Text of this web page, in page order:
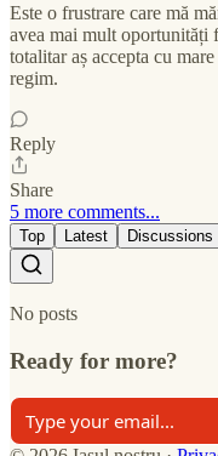
Este o frustrare care mă
avea mai mult
totalitar aș accepta cu
regim.
Reply
Share
5 more comments...
Top Latest Discussions
No posts
Ready for more?